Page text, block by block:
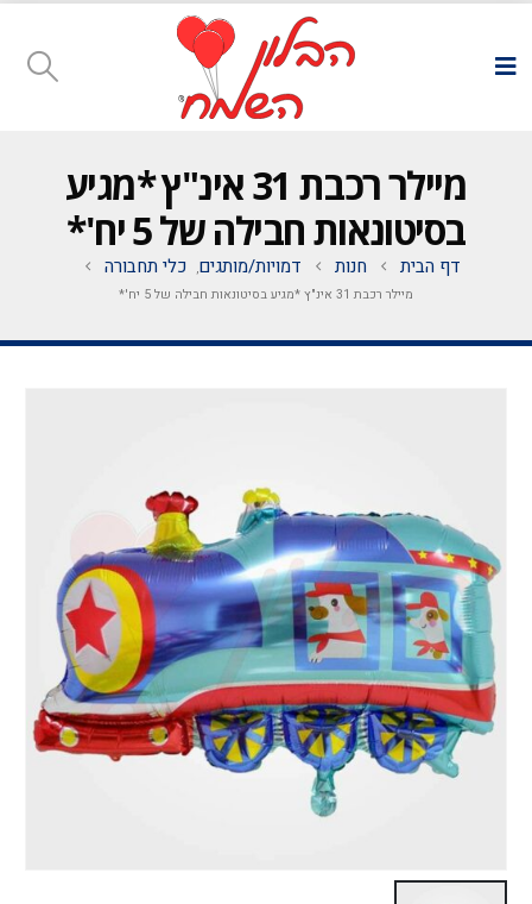
מיילר רכבת 31 אינ"ץ *מגיע
בסיטונאות חבילה של 5 יח'*
דף הבית חנות דמויות/מותגים, כלי תחבורה
מיילר רכבת 31 אינ"ץ *מגיע בסיטונאות חבילה של 5 יח'*